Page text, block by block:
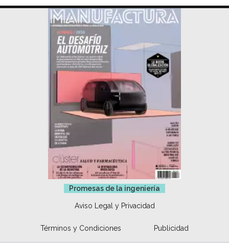
Promesas de la ingeniería
Aviso Legal y Privacidad
Términos y Condiciones Publicidad